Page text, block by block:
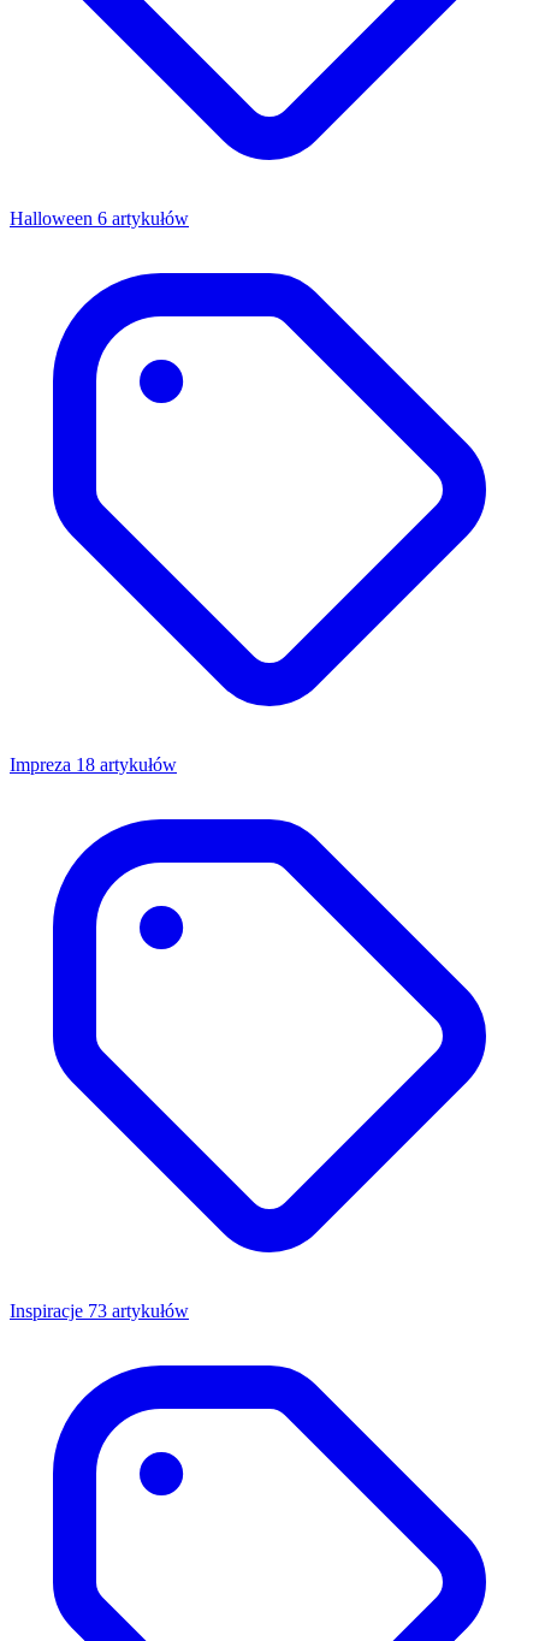
Halloween 6 artykułów
Impreza 18 artykułów
Inspiracje 73 artykułów